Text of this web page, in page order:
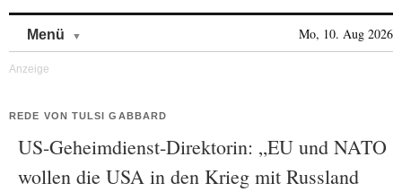
Menü Mo, 10. Aug 2026
REDE VON TULSI GABBARD
US-Geheimdienst-Direktorin: „EU und NATO
wollen die USA in den Krieg mit Russland